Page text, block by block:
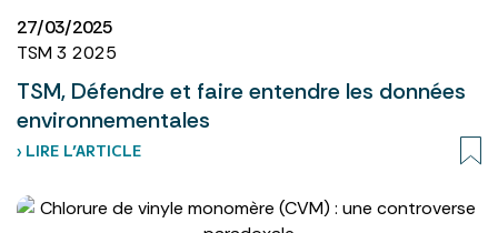
27/03/2025
TSM 3 2025
TSM, Défendre et faire entendre les données
environnementales
› LIRE L’ARTICLE